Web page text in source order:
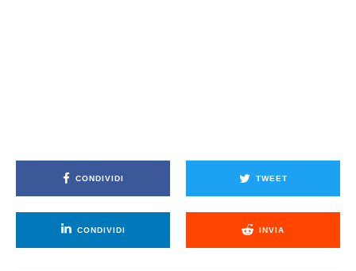
CONDIVIDI TWEET
CONDIVIDI INVIA